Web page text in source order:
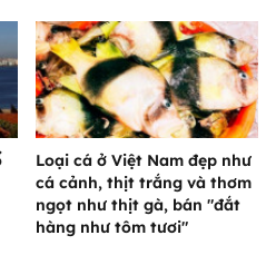
Loại cá ở Việt Nam đẹp như
cá cảnh, thịt trắng và thơm
ngọt như thịt gà, bán "đắt
hàng như tôm tươi"